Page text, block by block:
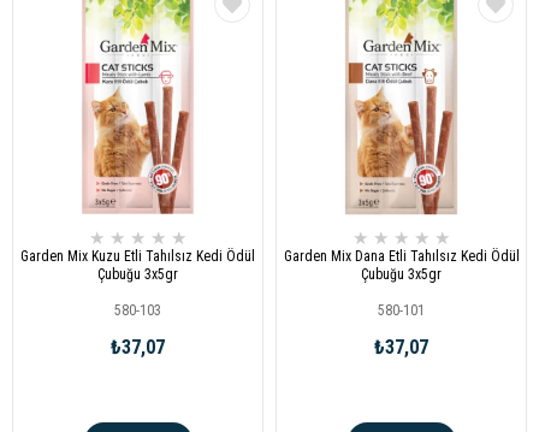
★ ★ ★ ★ ★
Garden Mix Kuzu Etli Tahılsız Kedi Ödül
Çubuğu 3x5gr
580-103
₺37,07
★ ★ ★ ★ ★
Garden Mix Dana Etli Tahılsız Kedi Ödül
Çubuğu 3x5gr
580-101
₺37,07